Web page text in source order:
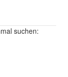
suchen: